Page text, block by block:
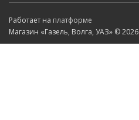
Работает на платформе
Магазин «Газель, Волга, УАЗ» © 2026